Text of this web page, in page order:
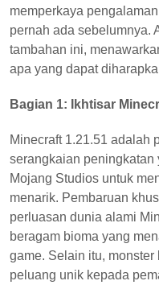
memperkaya
pernah ada sebelumnya.
tambahan ini,
apa yang dapat
Bagian 1: Ikhtisar
Minecraft 1.21.51 adalah
serangkaian peningkatan
Mojang Studios untuk
menarik. Pembaruan
perluasan dunia alami
beragam bioma yang
game. Selain itu,
peluang unik kepada